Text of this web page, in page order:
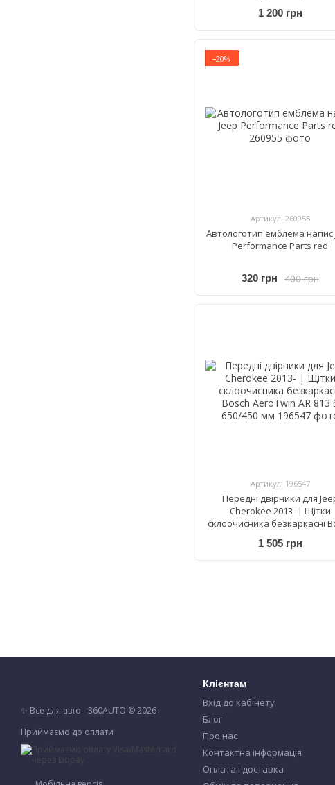
1 200 грн
−20%
Артикул: 260955
Автологотип емблема напис
Performance Parts red
400 грн
320 грн
Артикул: 196547
Передні двірники для
Cherokee 2013- | Щітки
склоочисника безкаркасні
1 505 грн
✨ Все для авто - 360AUTO © 2026
Приймаємо до оплати
Клієнтам
Вхід до кабінету
Блог
Про нас
Контактна інформація
Оплата і доставка